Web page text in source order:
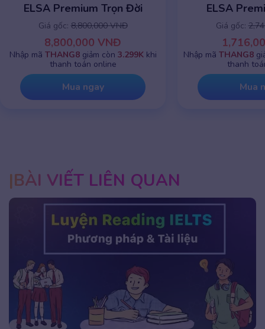
ELSA Premium 1 năm
Giá gốc:2,745,000 VNĐ
1,716,000 VNĐ
Nhập mã THANG8giảm chỉ còn799Kkhi
thanh toán online
Mua ngay
ELSA
Giá gốc:
Nhập mãTHANG8
thanh
Mua
BÀI VIẾT LIÊN QUAN